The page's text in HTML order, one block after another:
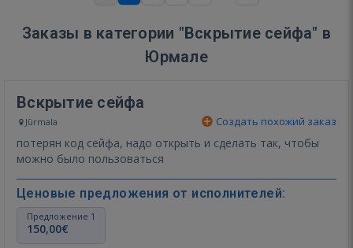
Заказы в категории "Вскрытие сейфа" в
Юрмале
Вскрытие сейфа
Jūrmala Создать похожий заказ
потерян код сейфа, надо открыть и сделать так, чтобы
можно было пользоваться
Ценовые предложения от исполнителей:
Предложение 1
150,00€